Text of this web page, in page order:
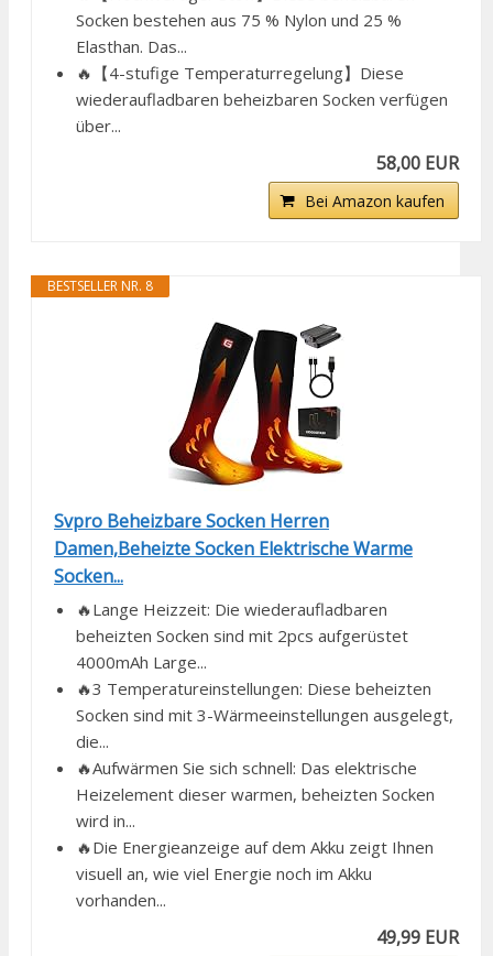
Socken bestehen aus 75 % Nylon und 25 %
Elasthan. Das...
🔥【4-stufige Temperaturregelung】Diese
wiederaufladbaren beheizbaren Socken verfügen
über...
58,00 EUR
Bei Amazon kaufen
BESTSELLER NR. 8
Svpro Beheizbare Socken Herren
Damen,Beheizte Socken Elektrische Warme
Socken...
🔥Lange Heizzeit: Die wiederaufladbaren
beheizten Socken sind mit 2pcs aufgerüstet
4000mAh Large...
🔥3 Temperatureinstellungen: Diese beheizten
Socken sind mit 3-Wärmeeinstellungen ausgelegt,
die...
🔥Aufwärmen Sie sich schnell: Das elektrische
Heizelement dieser warmen, beheizten Socken
wird in...
🔥Die Energieanzeige auf dem Akku zeigt Ihnen
visuell an, wie viel Energie noch im Akku
vorhanden...
49,99 EUR